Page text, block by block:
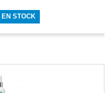
EN STOCK